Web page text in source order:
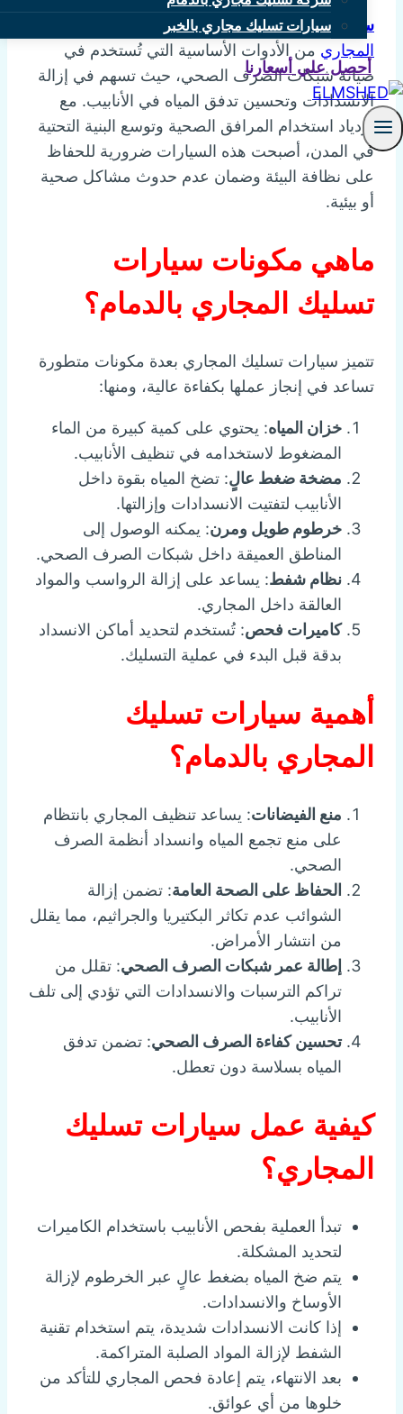
سيارات تسليك مجاري بالخبر
أحصل علي أسعارنا
سيارة تسليك مجاري بالدمام:تعد
المجاري من الأدوات الأساسية التي تُستخدم في
صيانة شبكات الصرف الصحي، حيث تسهم في إزالة
الانسدادات وتحسين تدفق المياه في الأنابيب. مع
ازدياد استخدام المرافق الصحية وتوسع البنية التحتية
في المدن، أصبحت هذه السيارات ضرورية للحفاظ
على نظافة البيئة وضمان عدم حدوث مشاكل صحية
أو بيئية.
ماهي مكونات سيارات
تسليك المجاري بالدمام؟
تتميز سيارات تسليك المجاري بعدة مكونات متطورة
تساعد في إنجاز عملها بكفاءة عالية، ومنها:
خزان المياه: يحتوي على كمية كبيرة من الماء
المضغوط لاستخدامه في تنظيف الأنابيب.
مضخة ضغط عالٍ: تضخ المياه بقوة داخل
الأنابيب لتفتيت الانسدادات وإزالتها.
خرطوم طويل ومرن: يمكنه الوصول إلى
المناطق العميقة داخل شبكات الصرف الصحي.
نظام شفط: يساعد على إزالة الرواسب والمواد
العالقة داخل المجاري.
كاميرات فحص: تُستخدم لتحديد أماكن الانسداد
بدقة قبل البدء في عملية التسليك.
أهمية سيارات تسليك
المجاري بالدمام؟
منع الفيضانات: يساعد تنظيف المجاري بانتظام
على منع تجمع المياه وانسداد أنظمة الصرف
الصحي.
الحفاظ على الصحة العامة: تضمن إزالة
الشوائب عدم تكاثر البكتيريا والجراثيم، مما يقلل
من انتشار الأمراض.
إطالة عمر شبكات الصرف الصحي: تقلل من
تراكم الترسبات والانسدادات التي تؤدي إلى تلف
الأنابيب.
تحسين كفاءة الصرف الصحي: تضمن تدفق
المياه بسلاسة دون تعطل.
كيفية عمل سيارات تسليك
المجاري؟
تبدأ العملية بفحص الأنابيب باستخدام الكاميرات
لتحديد المشكلة.
يتم ضخ المياه بضغط عالٍ عبر الخرطوم لإزالة
الأوساخ والانسدادات.
إذا كانت الانسدادات شديدة، يتم استخدام تقنية
الشفط لإزالة المواد الصلبة المتراكمة.
بعد الانتهاء، يتم إعادة فحص المجاري للتأكد من
خلوها من أي عوائق.